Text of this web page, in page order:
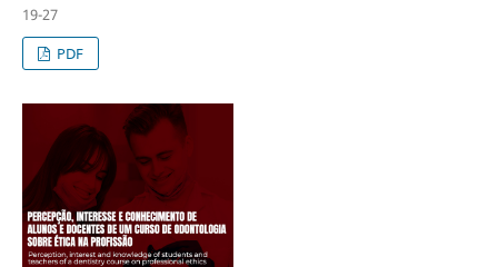
19-27
PDF